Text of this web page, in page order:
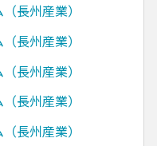
長州産業）
長州産業）
長州産業）
長州産業）
長州産業）